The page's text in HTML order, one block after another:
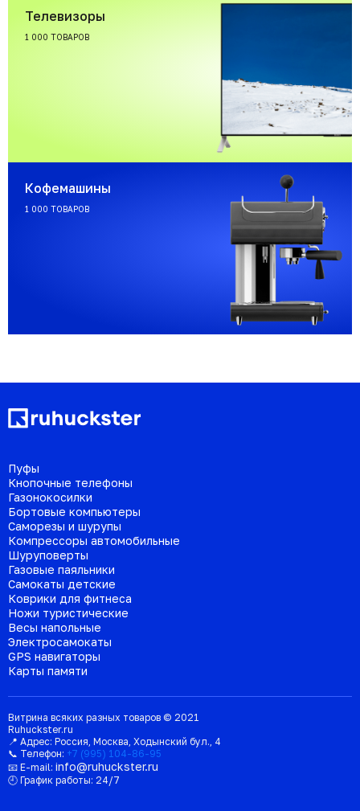
Телевизоры
1 000 ТОВАРОВ
Кофемашины
1 000 ТОВАРОВ
Пуфы
Кнопочные телефоны
Газонокосилки
Бортовые компьютеры
Саморезы и шурупы
Компрессоры автомобильные
Шуруповерты
Газовые паяльники
Самокаты детские
Коврики для фитнеса
Ножи туристические
Весы напольные
Электросамокаты
GPS навигаторы
Карты памяти
Витрина всяких разных товаров © 2021
Ruhuckster.ru
📍 Адрес: Россия Москва Ходынский бул., 4
📞 Телефон: +7 (995) 104-86-95
📧 E-mail: info@ruhuckster.ru
🕘 График работы: 24/7